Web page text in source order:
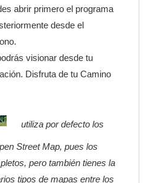
abrir primero el programa
desde el
visionar desde tu
Disfruta de tu Camino
utiliza por defecto los
Street Map, pues los
pero también tienes la
tipos de mapas entre los